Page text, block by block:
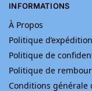
INFORMATIONS
À Propos
Politique d’expédition
Politique de
Politique de
Conditions générale